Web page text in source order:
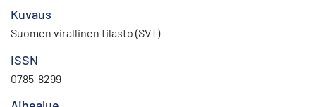
Kuvaus
Suomen virallinen tilasto (SVT)
ISSN
0785-8299